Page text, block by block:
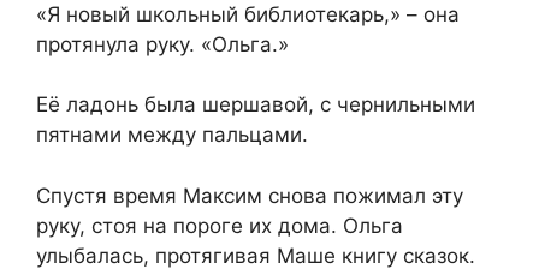
«Я новый школьный библиотекарь,» – она
протянула руку. «Ольга.»
Её ладонь была шершавой, с чернильными
пятнами между пальцами.
Спустя время Максим снова пожимал эту
руку, стоя на пороге их дома. Ольга
улыбалась, протягивая Маше книгу сказок.